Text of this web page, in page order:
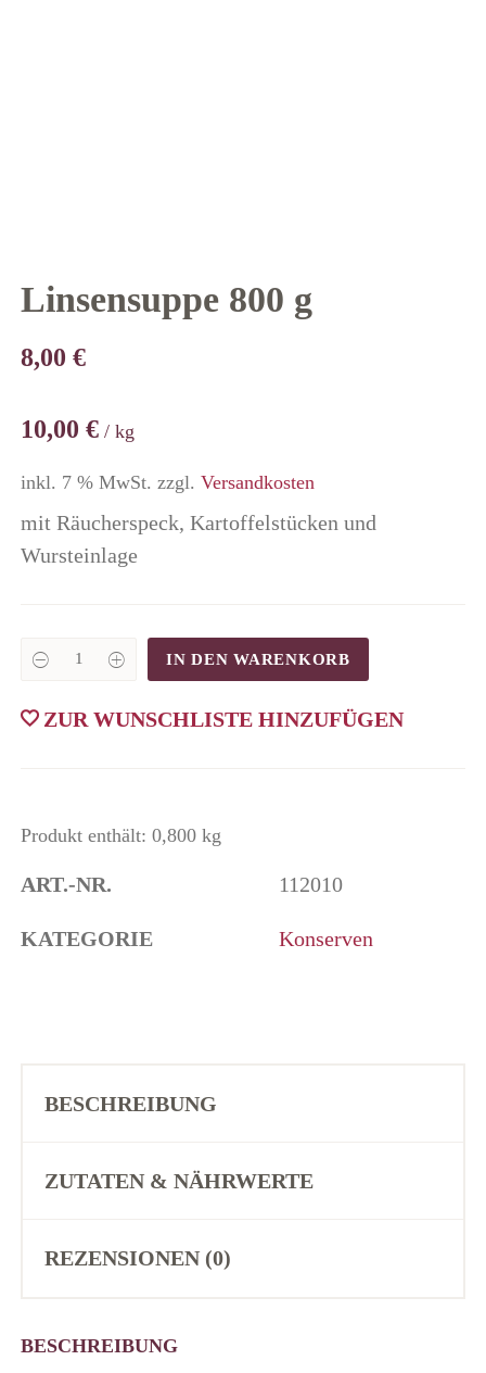
Linsensuppe 800 g
8,00€
10,00€ /kg
inkl. 7 % MwSt. zzgl.Versandkosten
mit Räucherspeck, Kartoffelstücken und
Wursteinlage
Linsensuppe
g
quantity
IN DEN WARENKORB
ZUR WUNSCHLISTE HINZUFÜGEN
Produkt enthält: 0,800kg
ART.-NR. 112010
KATEGORIE Konserven
BESCHREIBUNG
ZUTATEN & NÄHRWERTE
REZENSIONEN (0)
BESCHREIBUNG